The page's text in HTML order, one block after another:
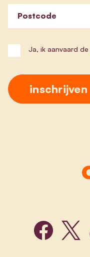
Postcode
Ja, ik aanvaard de